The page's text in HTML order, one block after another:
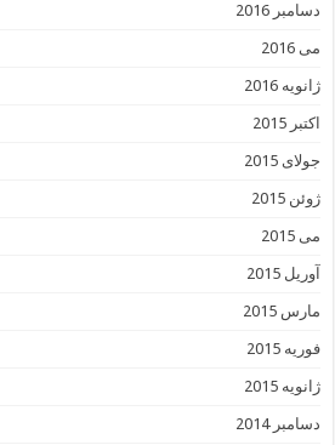
دسامبر 2016
می 2016
ژانویه 2016
اکتبر 2015
جولای 2015
ژوئن 2015
می 2015
آوریل 2015
مارس 2015
فوریه 2015
ژانویه 2015
دسامبر 2014